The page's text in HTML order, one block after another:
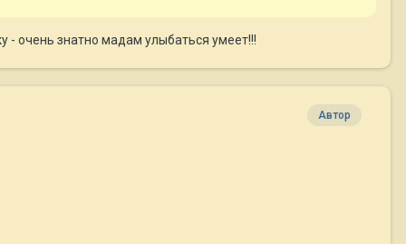
- очень знатно мадам улыбаться умеет!!!
Автор